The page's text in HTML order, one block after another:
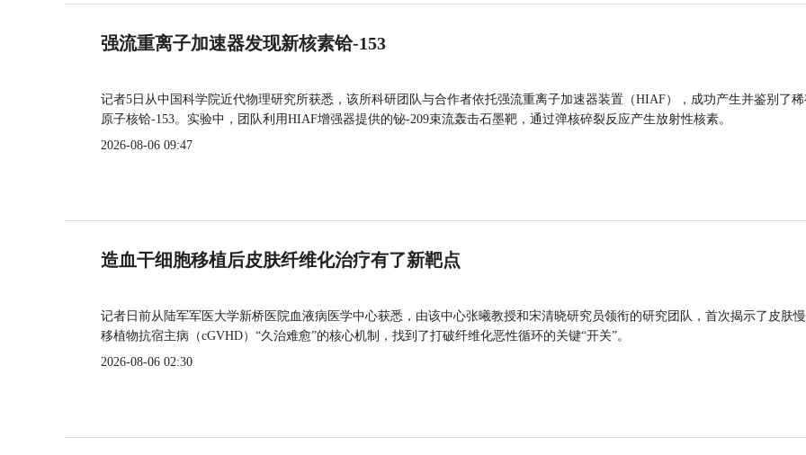
强流重离子加速器发现新核素铪-153
记者5日从中国科学院近代物理研究所获悉，该所科研团队与合作者依托强流重离子加速器装置（HIAF），成功产生并鉴别了
原子核铪-153。实验中，团队利用HIAF增强器提供的铋-209束流轰击石墨靶，通过弹核碎裂反应产生放射性核素。
2026-08-06 09:47
造血干细胞移植后皮肤纤维化治疗有了新靶点
记者日前从陆军军医大学新桥医院血液病医学中心获悉，由该中心张曦教授和宋清晓研究员领衔的研究团队，首次揭示了皮肤
移植物抗宿主病（cGVHD）“久治难愈”的核心机制，找到了打破纤维化恶性循环的关键“开关”。
2026-08-06 02:30